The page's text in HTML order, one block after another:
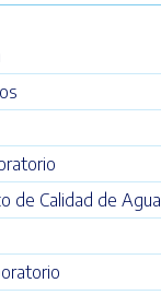
de Calidad de Agua